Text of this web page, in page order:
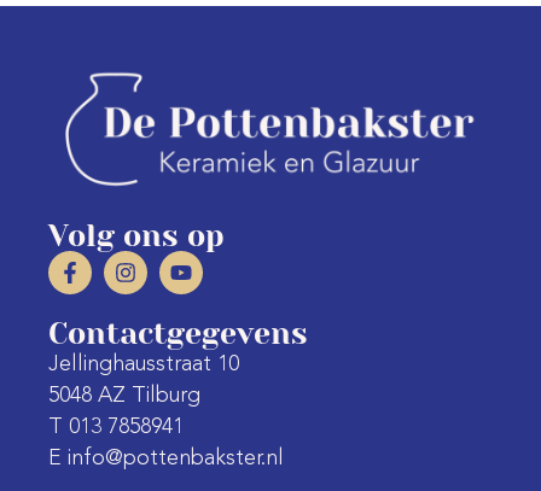
Volg ons op
Contactgegevens
Jellinghausstraat 10
5048 AZ Tilburg
T 013 7858941
E info@pottenbakster.nl